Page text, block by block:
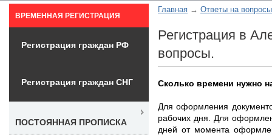
Главная Ответы на
Регистрация в
вопросы.
Сколько времени нужно
Для оформления
рабочих дня. Для
дней от момента
ВРЕМЕННАЯ РЕГИСТРАЦИЯ
Регистрация граждан РФ
Регистрация граждан СНГ
ПОСТОЯННАЯ ПРОПИСКА